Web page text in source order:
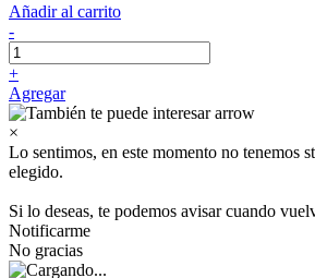
Añadir al carrito
-
+
Agregar
×
Lo sentimos, en este momento no tenemos
elegido.
Si lo deseas, te podemos avisar cuando
Notificarme
No gracias